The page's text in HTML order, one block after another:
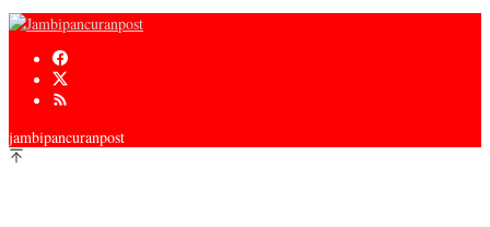
jambipancuranpost